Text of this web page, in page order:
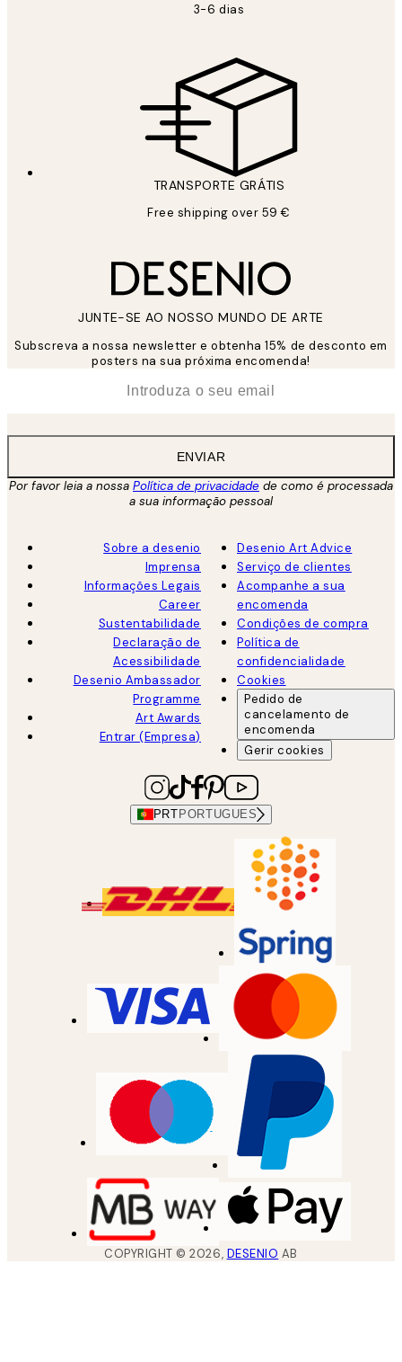
3-6 dias
TRANSPORTE GRÁTIS
Free shipping over 59 €
JUNTE-SE AO NOSSO MUNDO DE ARTE
Subscreva a nossa newsletter e obtenha 15% de desconto em
posters na sua próxima encomenda!
ENVIAR
Por favor leia a nossa Política de privacidade de como é processada
a sua informação pessoal
Sobre a desenio
Imprensa
Informações Legais
Career
Sustentabilidade
Declaração de
Acessibilidade
Desenio Ambassador
Programme
Art Awards
Entrar (Empresa)
Desenio Art Advice
Serviço de clientes
Acompanhe a sua
encomenda
Condições de compra
Política de
confidencialidade
Cookies
Pedido de
cancelamento de
encomenda
Gerir cookies
PRT PORTUGUES
COPYRIGHT ©2026, DESENIO AB